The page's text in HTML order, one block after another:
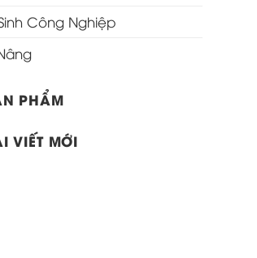
Công Nghiệp
PHẨM
VIẾT MỚI